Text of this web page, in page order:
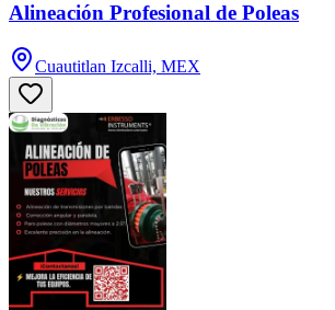
Alineación Profesional de Poleas
Cuautitlan Izcalli, MEX